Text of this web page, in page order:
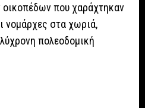
οικοπέδων που χαράχτηκαν
νομάρχες στα χωριά,
πολεοδομική